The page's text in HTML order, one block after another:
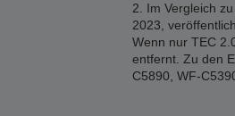
2. Im Vergleich
2023,
Wenn nur TEC
entfernt. Zu den
C5890, WF-